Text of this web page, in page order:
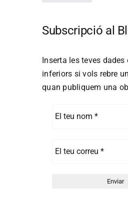
Subscripció al
Inserta les teves dades
inferiors si vols rebre
quan publiquem una